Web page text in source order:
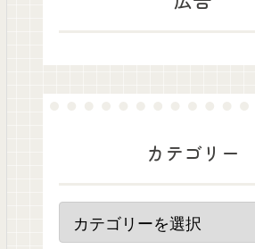
カテゴリー